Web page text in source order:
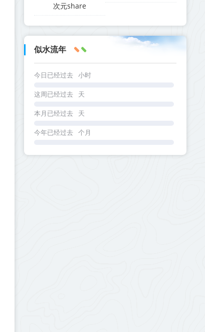
次元share
似水流年
今日已经过去 小时
这周已经过去 天
本月已经过去 天
今年已经过去 个月